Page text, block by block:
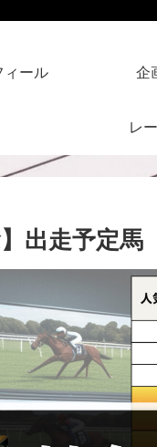
ィール 企
レ
出走予定